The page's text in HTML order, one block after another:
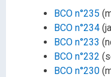
BCO n°235
BCO n°234
BCO n°233
BCO n°232
BCO n°230